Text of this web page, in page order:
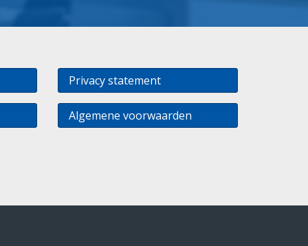
Privacy statement
Algemene voorwaarden